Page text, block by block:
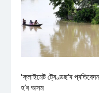
‘ক্লাইমেট ট্ৰেণ্ডছ’ৰ
হ’ব অসম